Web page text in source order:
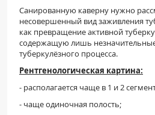
Санированную каверну нужно
несовершенный вид заживления
как превращение активной
содержащую лишь
туберкулёзного процесса.
Рентгенологическая картина:
- располагается чаще в 1 и 2
- чаще одиночная полость;